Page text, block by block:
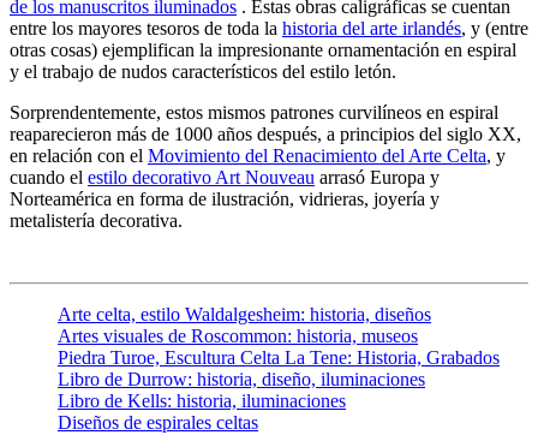
de los manuscritos iluminados . Estas obras caligráficas se cuentan
entre los mayores tesoros de toda la historia del arte irlandés, y (entre
otras cosas) ejemplifican la impresionante ornamentación en espiral
y el trabajo de nudos característicos del estilo letón.
Sorprendentemente, estos mismos patrones curvilíneos en espiral
reaparecieron más de 1000 años después, a principios del siglo XX,
en relación con el Movimiento del Renacimiento del Arte Celta, y
cuando el estilo decorativo Art Nouveau arrasó Europa y
Norteamérica en forma de ilustración, vidrieras, joyería y
metalistería decorativa.
Arte celta, estilo Waldalgesheim: historia, diseños
Artes visuales de Roscommon: historia, museos
Piedra Turoe, Escultura Celta La Tene: Historia, Grabados
Libro de Durrow: historia, diseño, iluminaciones
Libro de Kells: historia, iluminaciones
Diseños de espirales celtas